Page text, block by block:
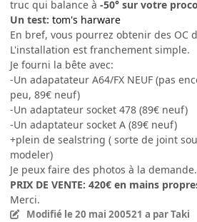
truc qui balance à -50° sur votre
Un test: tom's harware
En bref, vous pourrez obtenir des OC
L'installation est franchement simple.
Je fourni la bête avec:
-Un adapatateur A64/FX NEUF (pas
peu, 89€ neuf)
-Un adaptateur socket 478 (89€ neuf)
-Un adaptateur socket A (89€ neuf)
+plein de sealstring ( sorte de joint
modeler)
Je peux faire des photos à la demande.
PRIX DE VENTE: 420€ en mains
Merci.
Modifié le 20 mai 200521 a par Taki